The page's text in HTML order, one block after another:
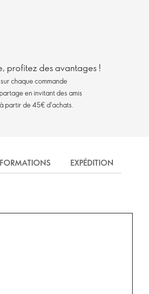
profitez des avantages !
chaque commande
en invitant des amis
partir de 45€ d'achats.
EXPÉDITION